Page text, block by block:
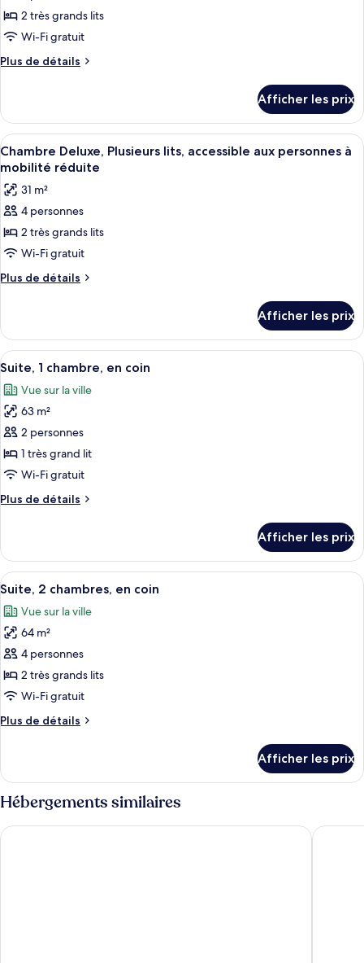
à
mobilité
réduite,
baignoire
mobilité
réduite,
ce
type
de
Deluxe,
Plusieurs
lits,
accessible
aux
personnes
à
mobilité
réduite
2 très grands lits
Wi-Fi gratuit
Plus de détails
Plus
Chambre
Deluxe,
Plusieurs
lits,
aux
personnes
mobilité
réduite
Afficher les prix
Afficher
toutes
les
photos
pour
ce
type
de
Deluxe,
Plusieurs
lits,
accessible
aux
personnes
à
mobilité
réduite
Une chambre d’hôtel avec deux lits,
11
Chambre Deluxe, Plusieurs lits, accessible aux personnes à
mobilité réduite
31 m²
4 personnes
2 très grands lits
Wi-Fi gratuit
Plus de détails
Plus
Chambre
Deluxe,
Plusieurs
accessible
aux
à
mobilité
réduite
Afficher les prix
Afficher
toutes
les
photos
pour
ce
type
chambre :
chambre,
en
coin
Une chambre d’hôtel avec un
10
Suite, 1 chambre, en coin
Vue sur la ville
63 m²
2 personnes
1 très grand lit
Wi-Fi gratuit
Plus de détails
Plus
Suite,
chambre,
coin
Afficher les prix
Afficher
toutes
les
photos
pour
ce
type
chambre :
chambres,
en
coin
Un salon moderne avec un canapé
11
Suite, 2 chambres, en coin
Vue sur la ville
64 m²
4 personnes
2 très grands lits
Wi-Fi gratuit
Plus de détails
Plus
Suite,
chambres,
coin
Afficher les prix
Hébergements similaires
citizenM Washington DC Capitol Holiday